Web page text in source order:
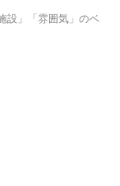
設」「雰囲気」のベ